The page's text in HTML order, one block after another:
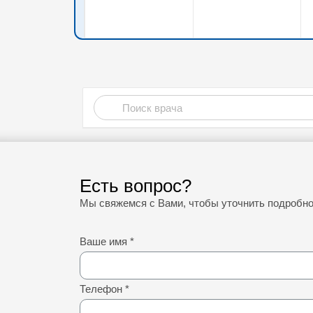
Есть вопрос?
Мы свяжемся с Вами, чтобы уточнить
Ваше имя *
Телефон *